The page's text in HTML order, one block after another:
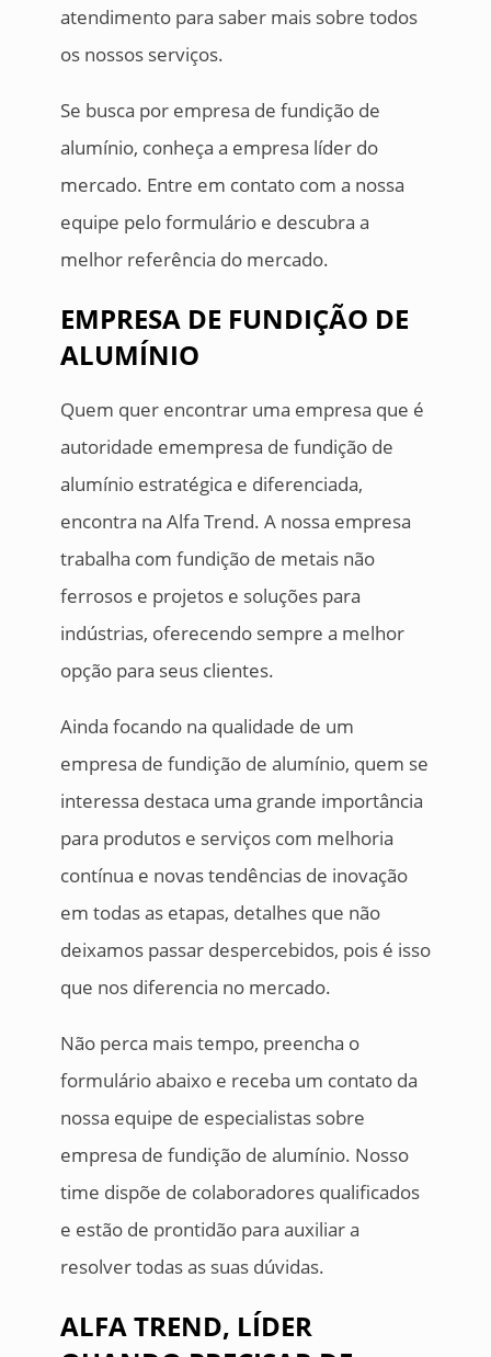
atendimento para saber mais sobre todos
os nossos serviços.
Se busca por empresa de fundição de
alumínio, conheça a empresa líder do
mercado. Entre em contato com a nossa
equipe pelo formulário e descubra a
melhor referência do mercado.
EMPRESA DE FUNDIÇÃO DE
ALUMÍNIO
Quem quer encontrar uma empresa que é
autoridade emempresa de fundição de
alumínio estratégica e diferenciada,
encontra na Alfa Trend. A nossa empresa
trabalha com fundição de metais não
ferrosos e projetos e soluções para
indústrias, oferecendo sempre a melhor
opção para seus clientes.
Ainda focando na qualidade de um
empresa de fundição de alumínio, quem se
interessa destaca uma grande importância
para produtos e serviços com melhoria
contínua e novas tendências de inovação
em todas as etapas, detalhes que não
deixamos passar despercebidos, pois é isso
que nos diferencia no mercado.
Não perca mais tempo, preencha o
formulário abaixo e receba um contato da
nossa equipe de especialistas sobre
empresa de fundição de alumínio. Nosso
time dispõe de colaboradores qualificados
e estão de prontidão para auxiliar a
resolver todas as suas dúvidas.
ALFA TREND, LÍDER